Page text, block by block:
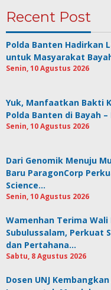
Recent Post
Polda Banten Hadirkan
untuk Masyarakat
Senin, 10 Agustus 2026
Yuk, Manfaatkan Bakti
Polda Banten di Bayah –
Senin, 10 Agustus 2026
Dari Genomik Menuju
Baru ParagonCorp
Science…
Senin, 10 Agustus 2026
Wamenhan Terima Wali
Subulussalam, Perkuat
dan Pertahana…
Sabtu, 8 Agustus 2026
Dosen UNJ